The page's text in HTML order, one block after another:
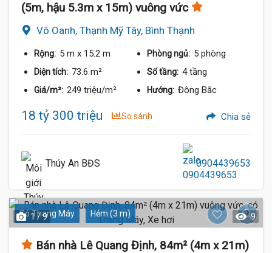
(5m, hậu 5.3m x 15m) vuông vức
Võ Oanh, Thạnh Mỹ Tây, Bình Thạnh
Rộng: 5 m x 15.2 m Phòng ngủ: 5 phòng
Diện tích: 73.6 m² Số tầng: 4 tầng
Giá/m²: 249 triệu/m² Hướng: Đông Bắc
18 tỷ 300 triệu So sánh Chia sẻ
Thúy An BĐS 0904439653
Có Thang Máy Hẻm (3 m)
1 / 9 9
Bán nhà Lê Quang Định, 84m² (4m x 21m)